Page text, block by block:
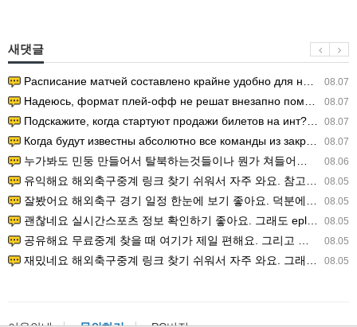
새댓글
08.07
Расписание матчей составлено крайне удобно для нашего часово…
08.07
Надеюсь, формат плей-офф не решат внезапно поменять. https:/…
08.07
Подскажите, когда стартуют продажи билетов на инт? https://g…
08.07
Когда будут известны абсолютно все команды из закрытых квали…
08.06
누가봐도 민둥 만들어서 탈북하는것들이나 뭔가 쳐들어오는 낌새를 미리 알아차리기 위함이지 저걸 전쟁준비라고 하…
08.05
유익해요 해외축구중계 링크 찾기 쉬워서 자주 와요. 참고로 무료스포츠중계 정보 확인할 때 출처 꼭 체크해요.…
08.05
잘봤어요 해외축구 경기 일정 한눈에 보기 좋아요. 덕분에 epl중계 볼 때 공식 중계 채널 먼저 찾아봐요. …
08.05
괜찮네요 실시간스포츠 정보 확인하기 좋아요. 그래도 epl중계 볼 때 공식 중계 채널 먼저 찾아봐요. 북마크…
08.05
공유해요 무료중계 찾을 때 여기가 제일 편해요. 그리고 무료스포츠중계 정보 확인할 때 출처 꼭 체크해요. 앞…
08.05
재밌네요 해외축구중계 링크 찾기 쉬워서 자주 와요. 그래서 해외축구중계도 정식 서비스로 봐야 안전해요. 다음…